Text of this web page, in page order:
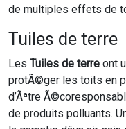
de multiples effets de
Tuiles de terre
Les Tuiles de terre ont
protÃ©ger les toits en
d’Ãªtre
de produits polluants.